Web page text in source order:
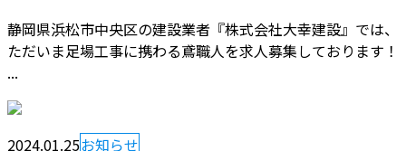
静岡県浜松市中央区の建設業者『株式会社大幸建設』では、
ただいま足場工事に携わる鳶職人を求人募集しております！
...
2024.01.25お知らせ